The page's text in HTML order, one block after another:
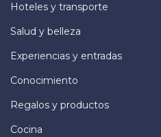
Hoteles y transporte
Salud y belleza
Experiencias y entradas
Conocimiento
Regalos y productos
Cocina